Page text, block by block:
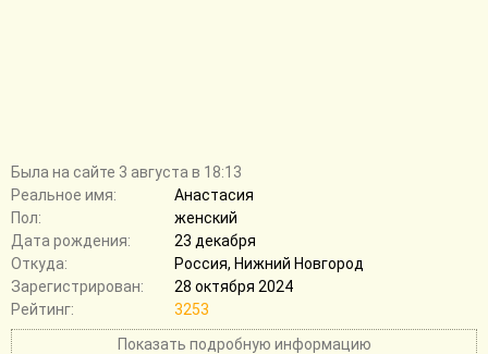
Былa на сайте 3 августа в 18:13
Реальное имя:
Анастасия
Пол:
женский
Дата рождения:
23 декабря
Откуда:
Россия, Нижний Новгород
Зарегистрирован:
28 октября 2024
Рейтинг:
3253
Показать подробную информацию